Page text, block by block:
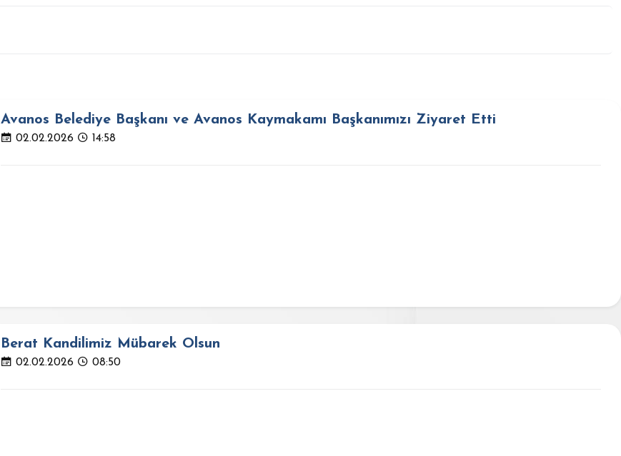
Avanos Belediye Başkanı ve Avanos Kaymakamı Başkanımızı Ziyaret Etti
02.02.2026 14:58
Berat Kandilimiz Mübarek Olsun
02.02.2026 08:50